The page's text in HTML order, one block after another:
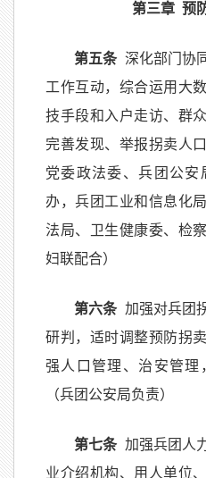
第三章 预
第五条 深化部门协
工作互动，综合运用大
技手段和入户走访、群
完善发现、举报拐卖人
党委政法委、兵团公
办，兵团工业和信息化
法局、卫生健康委、检
妇联配合）
第六条 加强对兵团
研判，适时调整预防拐
强人口管理、治安管理
（兵团公安局负责）
第七条 加强兵团人
业介绍机构、用人单位